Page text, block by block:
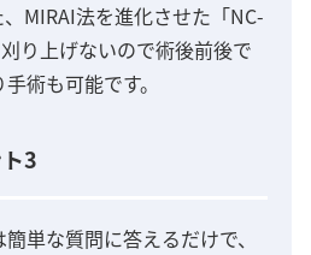
MIRAI法を進化させた「NC-
り上げないので術後前後で
術も可能です。
3
単な質問に答えるだけで、